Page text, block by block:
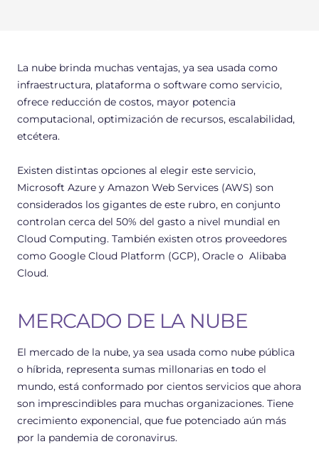
La nube brinda muchas ventajas, ya sea usada como
infraestructura, plataforma o software como servicio,
ofrece reducción de costos, mayor potencia
computacional, optimización de recursos, escalabilidad,
etcétera.
Existen distintas opciones al elegir este servicio,
Microsoft Azure y Amazon Web Services (AWS) son
considerados los gigantes de este rubro, en conjunto
controlan cerca del 50% del gasto a nivel mundial en
Cloud Computing. También existen otros proveedores
como Google Cloud Platform (GCP), Oracle o Alibaba
Cloud.
MERCADO DE LA NUBE
El mercado de la nube, ya sea usada como nube pública
o híbrida, representa sumas millonarias en todo el
mundo, está conformado por cientos servicios que ahora
son imprescindibles para muchas organizaciones. Tiene
crecimiento exponencial, que fue potenciado aún más
por la pandemia de coronavirus.